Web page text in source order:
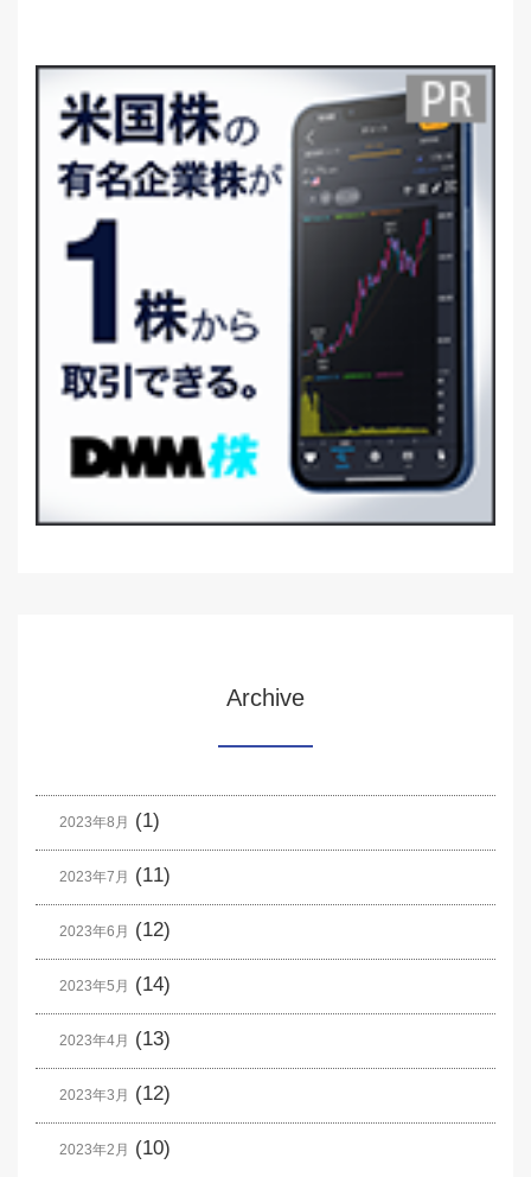
Archive
2023年8月 (1)
2023年7月 (11)
2023年6月 (12)
2023年5月 (14)
2023年4月 (13)
2023年3月 (12)
2023年2月 (10)